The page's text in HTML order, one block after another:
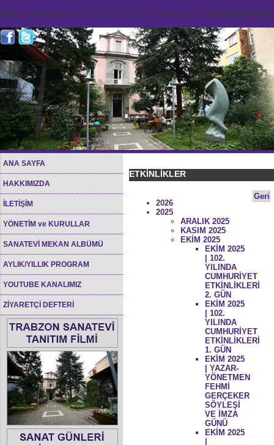
Notice: Undefined index: HTTP_ACCEPT_LANGUAGE in /home/
ANA SAYFA
HAKKIMIZDA
İLETİŞİM
YÖNETİM ve KURULLAR
SANATEVİ MEKAN ALBÜMÜ
AYLIK/YILLIK PROGRAM
YOUTUBE KANALIMIZ
ZİYARETÇİ DEFTERİ
ETKİNLİKLER
Geri
2026
2025
ARALIK 2025
KASIM 2025
EKİM 2025
EKİM 2025
| 102.
YILINDA
CUMHURİYET
ETKİNLİKLERİ
2. GÜN
EKİM 2025
| 102.
YILINDA
CUMHURİYET
ETKİNLİKLERİ
1. GÜN
EKİM 2025
| YAZAR-
YÖNETMEN
FEHMİ
GERÇEKER
SÖYLEŞİ
VE İMZA
GÜNÜ
EKİM 2025